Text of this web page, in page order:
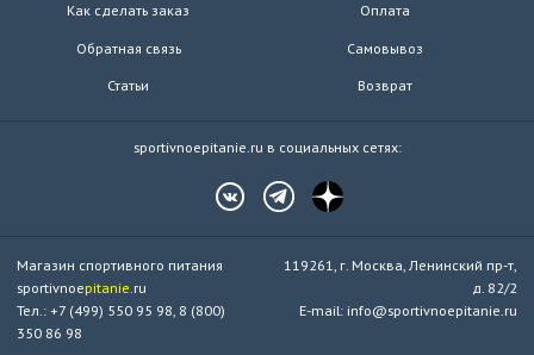
Как сделать заказ
Обратная связь
Статьи
Оплата
Самовывоз
Возврат
sportivnoepitanie.ru в социальных сетях:
Магазин спортивного питания
sportivnoepitanie .ru
Тел.: +7 (499) 550 95 98, 8 (800)
350 86 98
119261, г. Москва, Ленинский пр-т,
д. 82/2
E-mail: info@sportivnoepitanie.ru